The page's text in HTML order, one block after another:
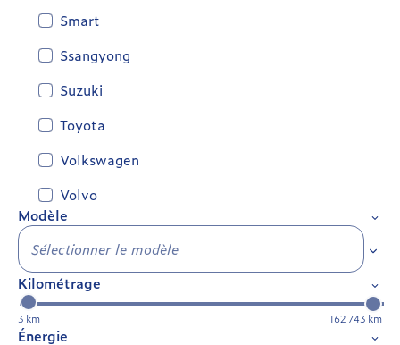
Smart
Ssangyong
Suzuki
Toyota
Volkswagen
Volvo
Modèle
Kilométrage
3 km 162 743 km
Énergie